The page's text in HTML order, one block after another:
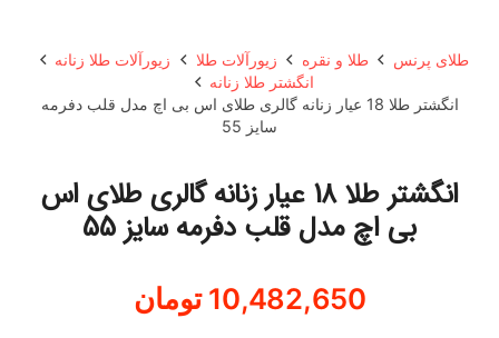
طلای پرنس طلا و نقره زیورآلات طلا
زیورآلات طلا زنانه
انگشتر طلا زنانه
انگشتر طلا 18 عیار زنانه گالری طلای اس بی اچ مدل قلب دفرمه
سایز 55
انگشتر طلا 18 عیار زنانه گالری طلای اس
بی اچ مدل قلب دفرمه سایز 55
10,482,650 تومان